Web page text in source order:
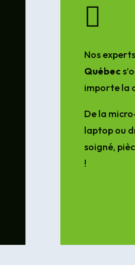

Nos experts
Québec
importe la
De la
laptop ou
soigné,
!